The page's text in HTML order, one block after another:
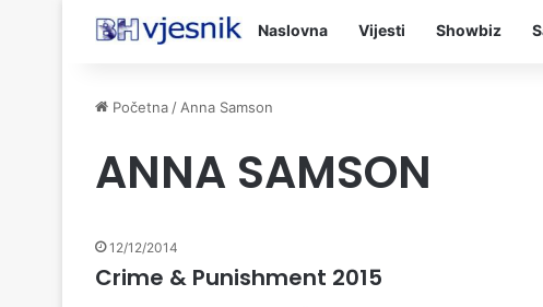
Naslovna Vijesti Showbiz
Početna / Anna Samson
ANNA SAMSON
12/12/2014
Crime & Punishment 2015